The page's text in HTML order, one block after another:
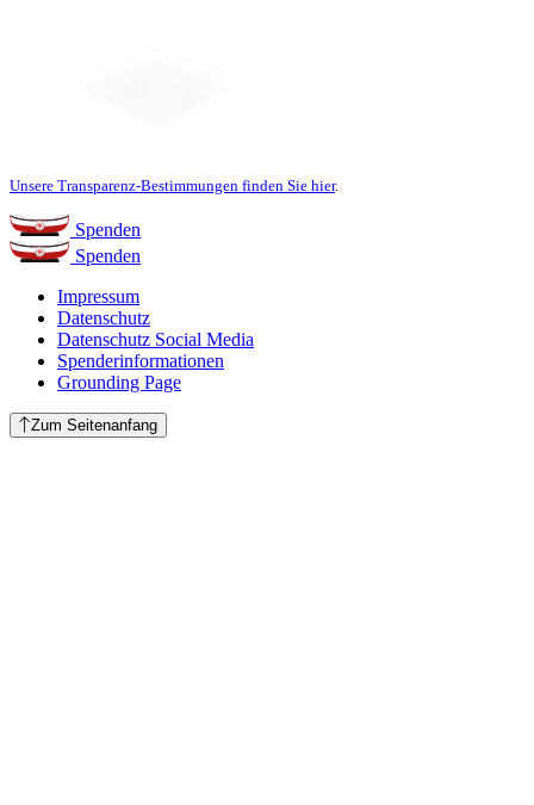
Unsere Transparenz-Bestimmungen finden Sie hier.
Spenden
Spenden
Impressum
Datenschutz
Datenschutz Social Media
Spenderinformationen
Grounding Page
Zum Seitenanfang